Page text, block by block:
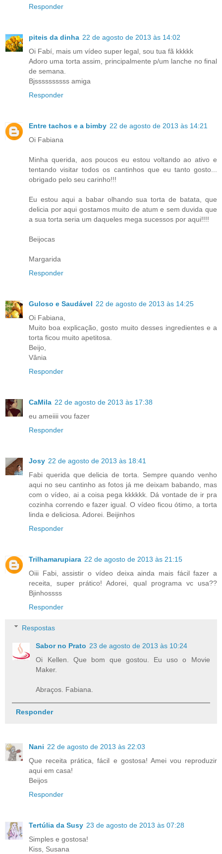
Responder
piteis da dinha 22 de agosto de 2013 às 14:02
Oi Fabí, mais um vídeo super legal, sou tua fã kkkkk
Adoro uma torta assim, principalmente p/um lanche no final
de semana.
Bjssssssssss amiga
Responder
Entre tachos e a bimby 22 de agosto de 2013 às 14:21
Oi Fabiana
Minha querida, aos poucos eu estou voltando ao ativo e
tentando visitar todos os cantinhos que eu tanto gosto...
obrigado pelo seu carinho!!!
Eu estou aqui a babar olhando sua torta de batata, que
delicia por aqui gostamos muito de atum e sem duvida que
a sua torta seria um daqueles mega sucessos por aqui!!!!
Beijocas
Margarida
Responder
Guloso e Saudável 22 de agosto de 2013 às 14:25
Oi Fabiana,
Muito boa explicação, gosto muito desses ingredientes e a
torta ficou muito apetitosa.
Beijo,
Vânia
Responder
CaMila 22 de agosto de 2013 às 17:38
eu ameiiii vou fazer
Responder
Josy 22 de agosto de 2013 às 18:41
Fabi querida que delicia de torta. Sempre quando venho
aqui no seu cantinho as fotos já me deixam babando, mas
com o vídeo, ai a coisa pega kkkkkk. Dá vontade de ir pra
cozinha correndo e fazer igual. O vídeo ficou ótimo, a torta
linda e deliciosa. Adorei. Beijinhos
Responder
Trilhamarupiara 22 de agosto de 2013 às 21:15
Oiii Fabi, assistir o vídeo deixa ainda mais fácil fazer a
receita, super prático! Adorei, qual programa vc usa??
Bjinhossss
Responder
Respostas
Sabor no Prato 23 de agosto de 2013 às 10:24
Oi Kellen. Que bom que gostou. Eu uso o Movie
Maker.
Abraços. Fabiana.
Responder
Nani 22 de agosto de 2013 às 22:03
Que receita prática, fácil e gostosa! Amei vou reproduzir
aqui em casa!
Beijos
Responder
Tertúlia da Susy 23 de agosto de 2013 às 07:28
Simples e gostosa!
Kiss, Susana